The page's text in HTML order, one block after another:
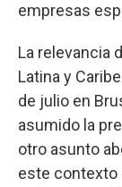
empresas
La relevancia
Latina y
de julio en
asumido la
otro asunto
este contexto